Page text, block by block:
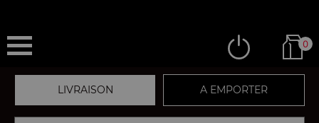
0
LIVRAISON A EMPORTER